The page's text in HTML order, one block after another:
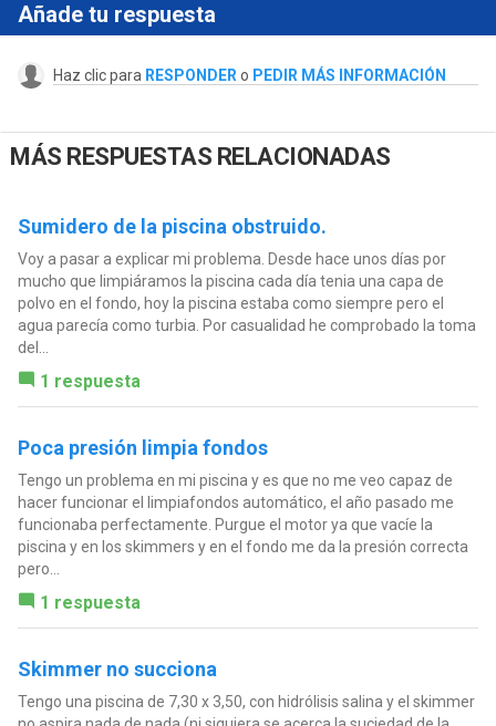
Añade tu respuesta
Haz clic para RESPONDER o PEDIR MÁS INFORMACIÓN
MÁS RESPUESTAS RELACIONADAS
Sumidero de la piscina obstruido.
Voy a pasar a explicar mi problema. Desde hace unos días por
mucho que limpiáramos la piscina cada día tenia una capa de
polvo en el fondo, hoy la piscina estaba como siempre pero el
agua parecía como turbia. Por casualidad he comprobado la toma
del...
1 respuesta
Poca presión limpia fondos
Tengo un problema en mi piscina y es que no me veo capaz de
hacer funcionar el limpiafondos automático, el año pasado me
funcionaba perfectamente. Purgue el motor ya que vacíe la
piscina y en los skimmers y en el fondo me da la presión correcta
pero...
1 respuesta
Skimmer no succiona
Tengo una piscina de 7,30 x 3,50, con hidrólisis salina y el skimmer